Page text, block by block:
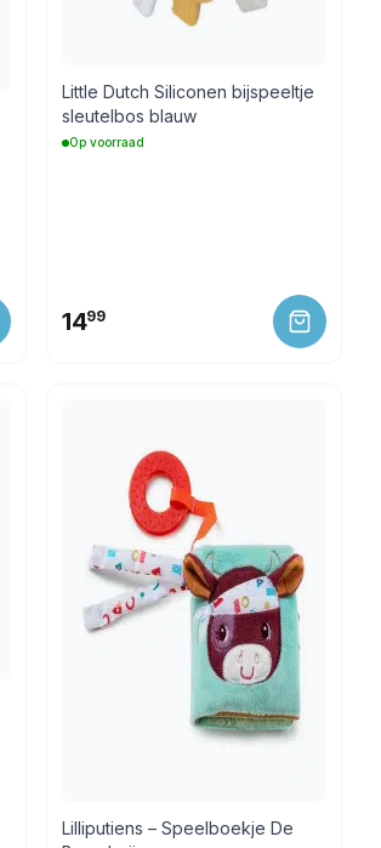
Little Dutch Siliconen bijspeeltje
sleutelbos blauw
Op voorraad
1499
Lilliputiens – Speelboekje De